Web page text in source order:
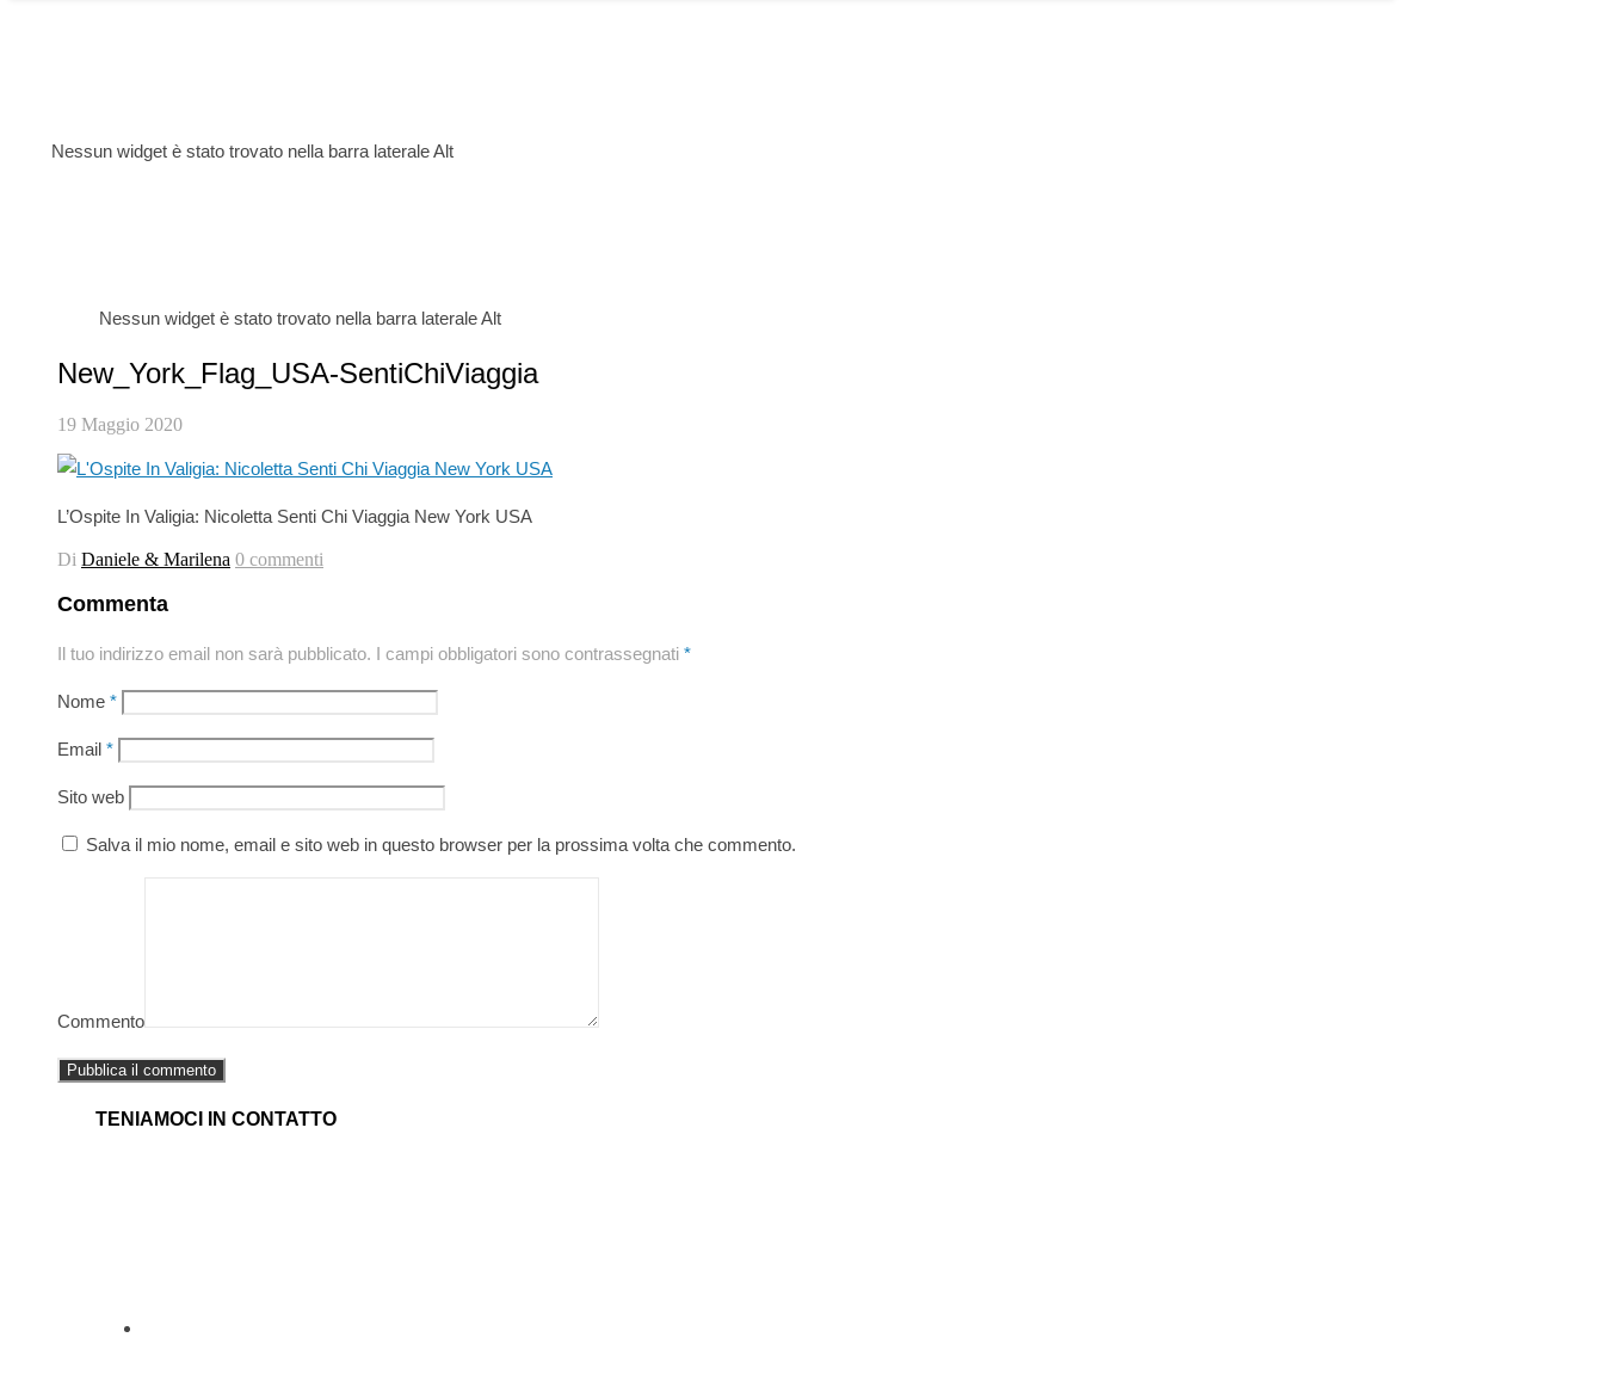
Nessun widget è stato trovato nella barra laterale Alt
Nessun widget è stato trovato nella barra laterale Alt
New_York_Flag_USA-SentiChiViaggia
19 Maggio 2020
L’Ospite In Valigia: Nicoletta Senti Chi Viaggia New York USA
Di Daniele & Marilena 0 commenti
Commenta
Il tuo indirizzo email non sarà pubblicato. I campi obbligatori sono contrassegnati *
Nome *
Email *
Sito web
Salva il mio nome, email e sito web in questo browser per la prossima volta che commento.
Commento
TENIAMOCI IN CONTATTO